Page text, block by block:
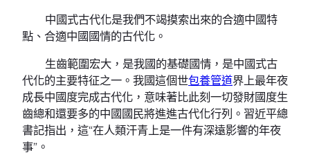
中國式古代化是我們不竭摸索出來的合適中國特
點、合適中國國情的古代化。
生齒範圍宏大，是我國的基礎國情，是中國式古
代化的主要特征之一。我國這個世包養管道界上最年夜
成長中國度完成古代化，意味著比此刻一切發財國度生
齒總和還要多的中國國民將進進古代化行列。習近平總
書記指出，這“在人類汗青上是一件有深遠影響的年夜
事”。